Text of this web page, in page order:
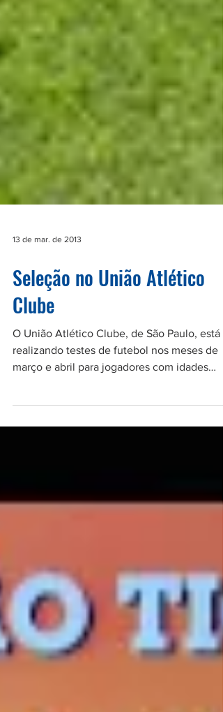
Seleção no União Atlético
Clube
O União Atlético Clube, de São Paulo, está
realizando testes de futebol nos meses de
entre 14 a...